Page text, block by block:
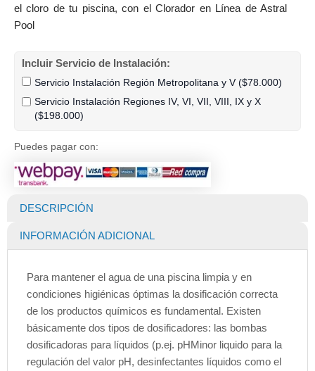
el cloro de tu piscina, con el Clorador en Línea de Astral
Pool
Incluir Servicio de Instalación:
Servicio Instalación Región Metropolitana y V ($78.000)
Servicio Instalación Regiones IV, VI, VII, VIII, IX y X
($198.000)
Puedes pagar con:
DESCRIPCIÓN
INFORMACIÓN ADICIONAL
Para mantener el agua de una piscina limpia y en
condiciones higiénicas óptimas la dosificación correcta
de los productos químicos es fundamental. Existen
básicamente dos tipos de dosificadores: las bombas
dosificadoras para líquidos (p.ej. pHMinor liquido para la
regulación del valor pH, desinfectantes líquidos como el